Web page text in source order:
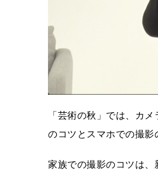
「芸術の秋」では、カ
のコツとスマホでの撮影
家族での撮影のコツは